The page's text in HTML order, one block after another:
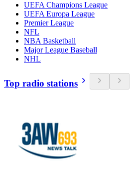
UEFA Champions League
UEFA Europa League
Premier League
NFL
NBA Basketball
Major League Baseball
NHL
Top radio stations